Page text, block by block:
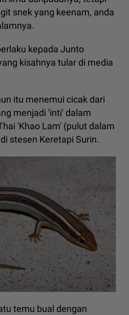
snek yang keenam, anda
kepada Junto
kisahnya tular di media
itu menemui cicak dari
menjadi 'inti' dalam
'Khao Lam' (pulut dalam
stesen Keretapi Surin.
temu bual dengan